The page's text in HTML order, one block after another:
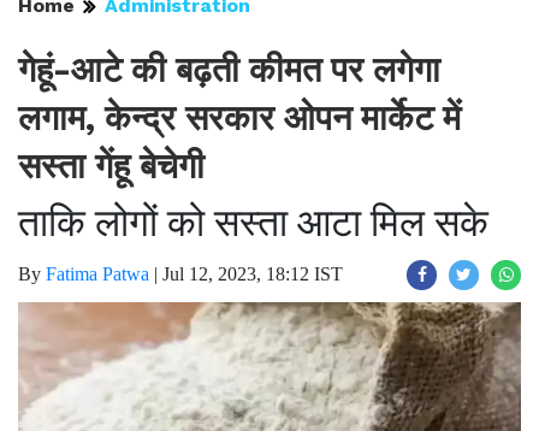
Home Administration
गेहूं-आटे की बढ़ती कीमत पर लगेगा
लगाम, केन्द्र सरकार ओपन मार्केट में
सस्ता गेंहू बेचेगी
ताकि लोगों को सस्ता आटा मिल सके
By Fatima Patwa | Jul 12, 2023, 18:12 IST